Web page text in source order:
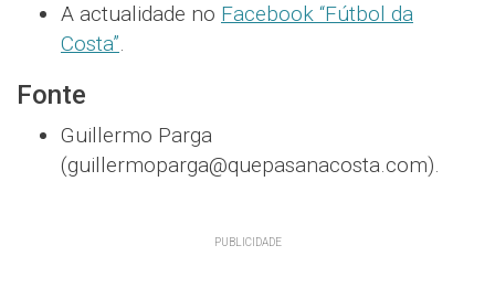
A actualidade no Facebook “Fútbol da
Costa”.
Fonte
Guillermo Parga
(guillermoparga@quepasanacosta.com).